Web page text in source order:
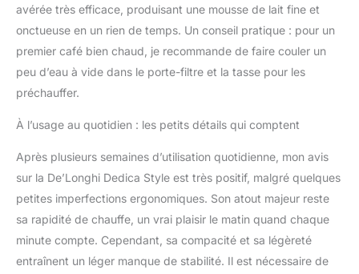
avérée très efficace, produisant une mousse de lait fine et
onctueuse en un rien de temps. Un conseil pratique : pour un
premier café bien chaud, je recommande de faire couler un
peu d’eau à vide dans le porte-filtre et la tasse pour les
préchauffer.
À l’usage au quotidien : les petits détails qui comptent
Après plusieurs semaines d’utilisation quotidienne, mon avis
sur la De’Longhi Dedica Style est très positif, malgré quelques
petites imperfections ergonomiques. Son atout majeur reste
sa rapidité de chauffe, un vrai plaisir le matin quand chaque
minute compte. Cependant, sa compacité et sa légèreté
entraînent un léger manque de stabilité. Il est nécessaire de